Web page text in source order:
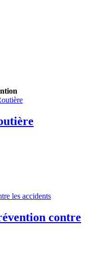
contre